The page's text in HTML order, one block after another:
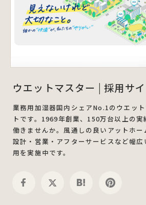
ウエットマスター | 採用サ
業務用加湿器国内シェアNo.1のウエッ
トです。1969年創業、150万台以上の
働きませんか。風通しの良いアットホ
設計・営業・アフターサービスなど幅
用を実施中です。